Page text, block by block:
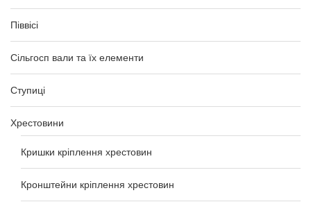
Піввісі
Сільгосп вали та їх елементи
Ступиці
Хрестовини
Кришки кріплення хрестовин
Кронштейни кріплення хрестовин